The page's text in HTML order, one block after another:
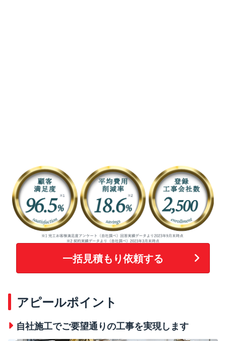
一括見積もり依頼する
アピールポイント
自社施工でご要望通りの工事を実現します